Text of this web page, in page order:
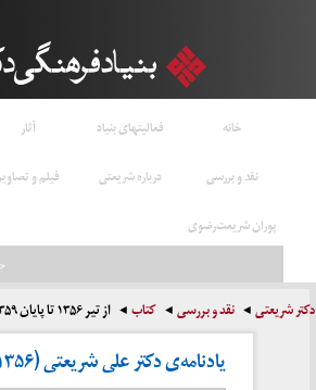
خانه فعالیتهای بنیاد آثار
نقد و بررسی
درباره شریعتی فیلم و
پوران شریعت‌رضوی
دکتر شریعتی نقد و بررسی کتاب از تیر ۱۳۵۶ تا پایان ۱۳۵۹
یادنامه‌ی دکتر علی شریعتی (۱۳۵۶)